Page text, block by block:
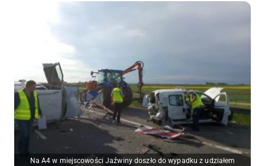
Na A4 w miejscowości Jaźwiny doszło do wypadku z udziałem